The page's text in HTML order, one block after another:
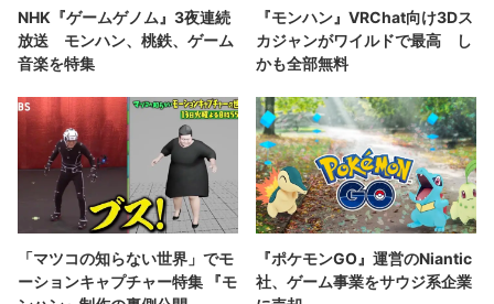
NHK『ゲームゲノム』3夜連続
放送 モンハン、桃鉄、ゲーム
音楽を特集
『モンハン』VRChat向け3Dス
カジャンがワイルドで最高 し
かも全部無料
「マツコの知らない世界」でモ
ーションキャプチャー特集 『モ
『ポケモンGO』運営のNiantic
社、ゲーム事業をサウジ系企業